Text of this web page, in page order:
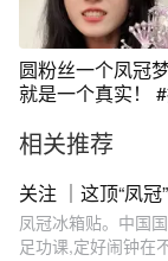
圆粉丝一个凤冠
就是一个真实！
金属拼图
相关推荐
关注 ｜这顶“凤
凤冠冰箱贴。中国
足功课,定好闹钟在